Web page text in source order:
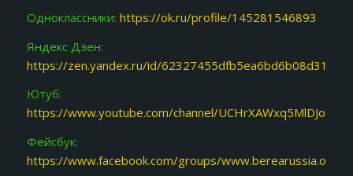
Одноклассники: https://ok.ru/profile/145281546893
Яндекс Дзен:
https://zen.yandex.ru/id/62327455dfb5ea6bd6b08d31
Ютуб:
https://www.youtube.com/channel/
Фейсбук:
https://www.facebook.com/groups/www.berearussia.org/